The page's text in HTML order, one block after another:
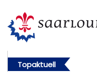
Topaktuell